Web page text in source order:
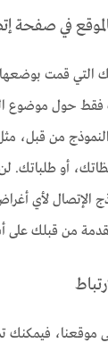
في صفحة
التي قمت
حول موضوع
من قبل،
أو طلباتك.
الإتصال لأي
من قبلك
موقعنا،